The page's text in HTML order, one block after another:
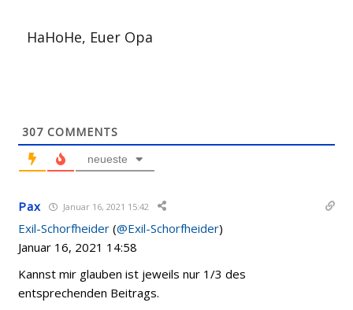
HaHoHe, Euer Opa
307 COMMENTS
neueste
Pax Januar 16, 2021 15:42
Exil-Schorfheider (@Exil-Schorfheider)
Januar 16, 2021 14:58
Kannst mir glauben ist jeweils nur 1/3 des
entsprechenden Beitrags.